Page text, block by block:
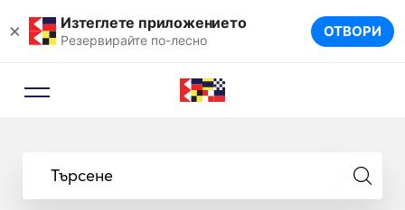
× Изтеглете приложението
Резервирайте по-лесно ОТВОРИ
Търсене